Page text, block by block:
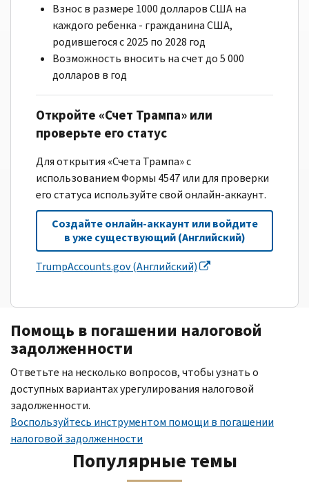
Взнос в размере 1000 долларов США на
каждого ребенка - гражданина США,
родившегося с 2025 по 2028 год
Возможность вносить на счет до 5 000
долларов в год
Откройте «Счет Трампа» или
проверьте его статус
Для открытия «Счета Трампа» с
использованием Формы 4547 или для проверки
его статуса используйте свой онлайн-аккаунт.
Создайте онлайн-аккаунт или войдите
в уже существующий (Английский)
TrumpAccounts.gov (Английский)
Помощь в погашении налоговой
задолженности
Ответьте на несколько вопросов, чтобы узнать о
доступных вариантах урегулирования налоговой
задолженности.
Воспользуйтесь инструментом помощи в погашении
налоговой задолженности
Популярные темы